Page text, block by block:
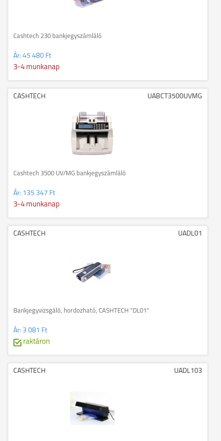
Cashtech 230 bankjegyszámláló
Ár:45 480 Ft
3-4 munkanap
CASHTECH UABCT3500UVMG
Cashtech 3500 UV/MG bankjegyszámláló
Ár: 135 347 Ft
3-4 munkanap
CASHTECH UADL01
Bankjegyvizsgáló, hordozható, CASHTECH "DL01"
Ár: 3 081 Ft
raktáron
CASHTECH UADL103